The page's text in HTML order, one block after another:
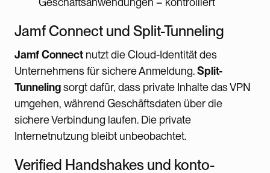
Jamf Connect und Split-Tunneling
Jamf Connect nutzt die Cloud-Identität des
Unternehmens für sichere Anmeldung.Split-
Tunnelingsorgt dafür, dass private Inhalte das VPN
umgehen, während Geschäftsdaten über die
sichere Verbindung laufen. Die private
Internetnutzung bleibt unbeobachtet.
Verified Handshakes und konto-